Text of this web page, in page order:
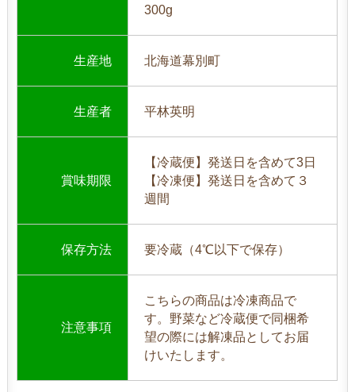
300g
生産地 北海道幕別町
生産者 平林英明
賞味期限
【冷蔵便】発送日を含めて3日
【冷凍便】発送日を含めて３
週間
保存方法 要冷蔵（4℃以下で保存）
注意事項
こちらの商品は冷凍商品で
す。野菜など冷蔵便で同梱希
望の際には解凍品としてお届
けいたします。